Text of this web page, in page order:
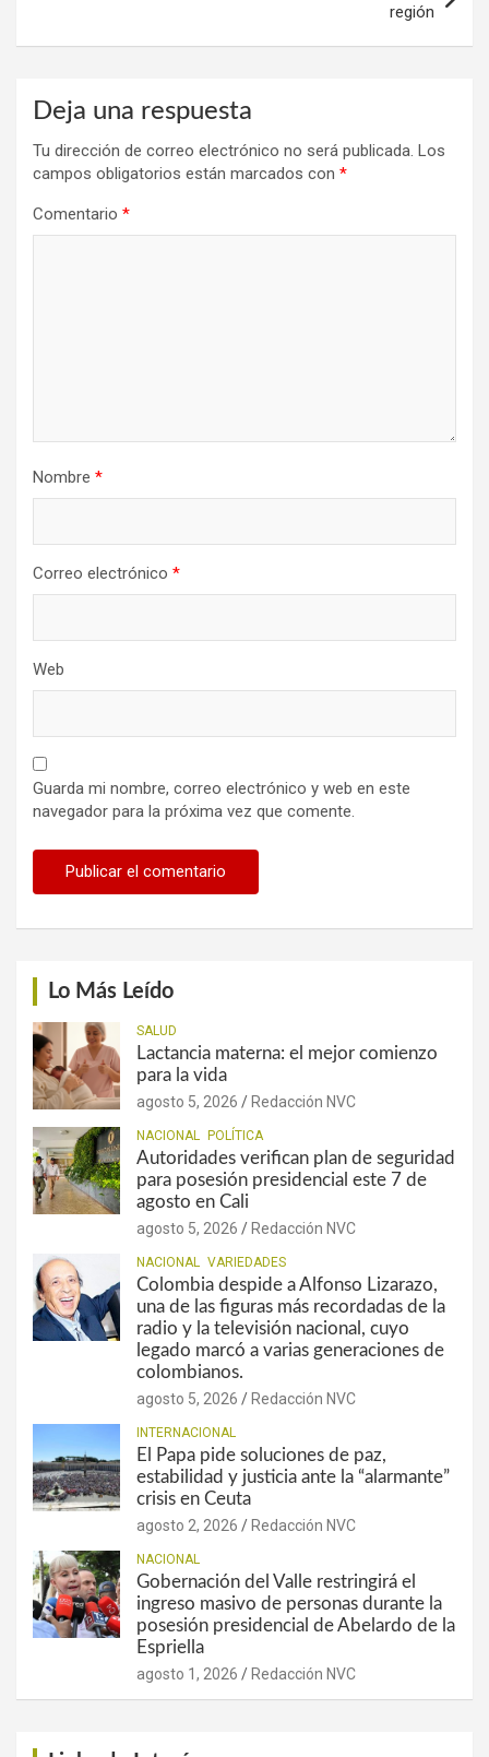
región
Deja una respuesta
Tu dirección de correo electrónico no será publicada. Los
campos obligatorios están marcados con *
Comentario *
Nombre *
Correo electrónico *
Web
Guarda mi nombre, correo electrónico y web en este
navegador para la próxima vez que comente.
Lo Más Leído
SALUD
Lactancia materna: el mejor comienzo
para la vida
agosto 5, 2026 Redacción NVC
NACIONAL POLÍTICA
Autoridades verifican plan de seguridad
para posesión presidencial este 7 de
agosto en Cali
agosto 5, 2026 Redacción NVC
NACIONAL VARIEDADES
Colombia despide a Alfonso Lizarazo,
una de las figuras más recordadas de la
radio y la televisión nacional, cuyo
legado marcó a varias generaciones de
colombianos.
agosto 5, 2026 Redacción NVC
INTERNACIONAL
El Papa pide soluciones de paz,
estabilidad y justicia ante la “alarmante”
crisis en Ceuta
agosto 2, 2026 Redacción NVC
NACIONAL
Gobernación del Valle restringirá el
ingreso masivo de personas durante la
posesión presidencial de Abelardo de la
Espriella
agosto 1, 2026 Redacción NVC